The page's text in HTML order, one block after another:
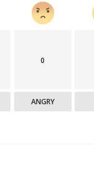
0
ANGRY